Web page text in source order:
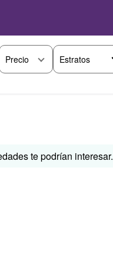
Precio
te podrían interesar.